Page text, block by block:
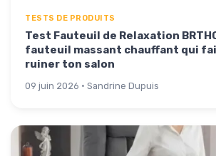
TESTS DE PRODUITS
Test Fauteuil de Relaxation
fauteuil massant chauffant qui
ruiner ton salon
09 juin 2026 · Sandrine Dupuis